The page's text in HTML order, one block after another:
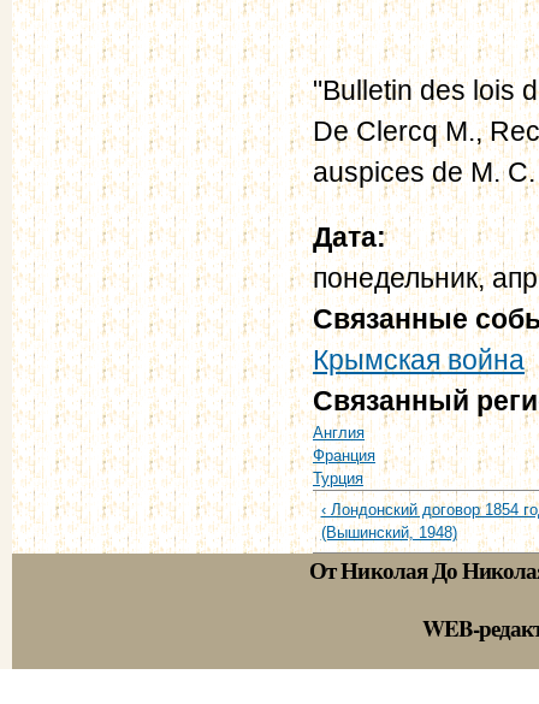
"Bulletin des lois
De Clercq M.,
auspices de M.
Дата:
понедельник,
Связанные
Крымская война
Связанный
Англия
Франция
Турция
‹ Лондонский договор 1854
(Вышинский, 1948)
От Николая До
WEB-